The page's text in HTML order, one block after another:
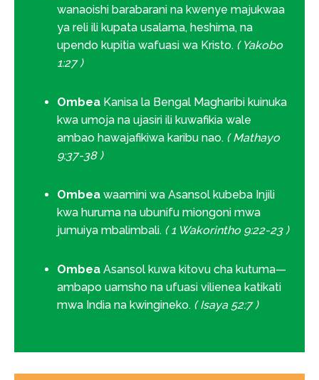
wanaoishi barabarani na kwenye majukwaa
ya reli ili kupata usalama, heshima, na
upendo kupitia wafuasi wa Kristo. ( Yakobo
1:27 )
Ombea Kanisa la Bengal Magharibi kuinuka
kwa umoja na ujasiri ili kuwafikia wale
ambao hawajafikiwa karibu nao. ( Mathayo
9:37-38 )
Ombea waamini wa Asansol kubeba Injili
kwa huruma na ubunifu miongoni mwa
jumuiya mbalimbali. ( 1 Wakorintho 9:22-23 )
Ombea Asansol kuwa kitovu cha kutuma—
ambapo uamsho na ufuasi vilienea katikati
mwa India na kwingineko. ( Isaya 52:7 )